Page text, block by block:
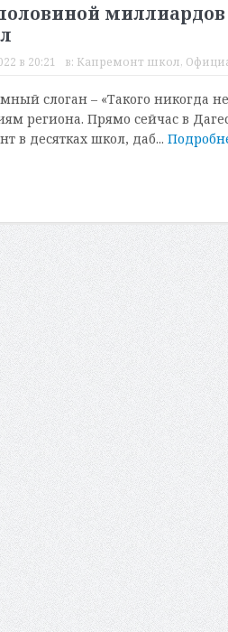
половиной
в 20:21 в: Капремонт школ,
слоган – «Такого никогда
региона. Прямо сейчас в
в десятках школ, даб...